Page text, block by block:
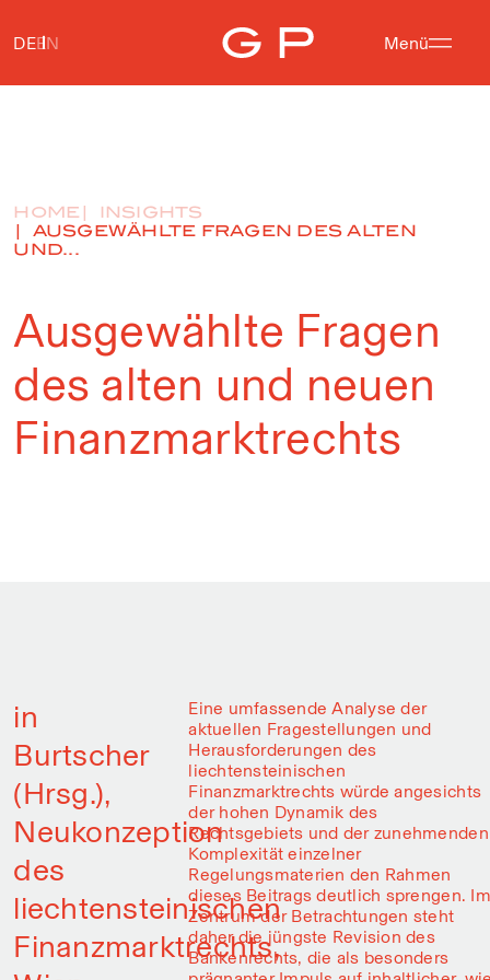
Menü
DEEN
HOME
INSIGHTS
AUSGEWÄHLTE FRAGEN DES ALTEN
UND...
Ausgewählte Fragen
des alten und neuen
Finanzmarktrechts
in
Burtscher
(Hrsg.),
Neukonzeption
des
liechtensteinischen
Finanzmarktrechts,
Eine umfassende Analyse der
aktuellen Fragestellungen und
Herausforderungen des
liechtensteinischen
Finanzmarktrechts würde angesichts
der hohen Dynamik des
Rechtsgebiets und der zunehmenden
Komplexität einzelner
Regelungsmaterien den Rahmen
dieses Beitrags deutlich sprengen. Im
Zentrum der Betrachtungen steht
daher die jüngste Revision des
Bankenrechts, die als besonders